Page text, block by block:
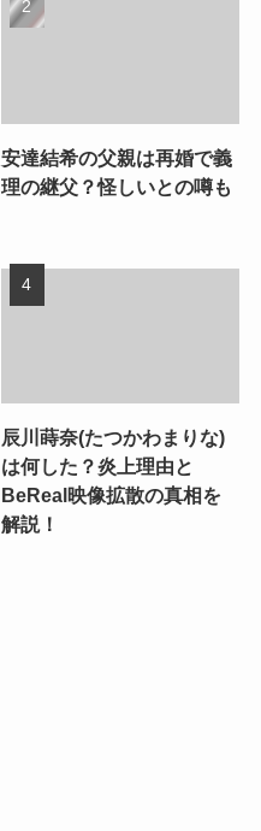
安達結希の父親は再婚で義
理の継父？怪しいとの噂も
辰川蒔奈(たつかわまりな)
は何した？炎上理由と
BeReal映像拡散の真相を
解説！